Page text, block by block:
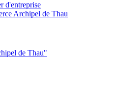
d'entreprise
Archipel de Thau
de Thau"